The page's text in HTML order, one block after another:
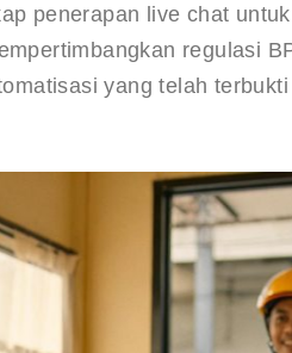
penerapan live chat
regulasi
yang telah